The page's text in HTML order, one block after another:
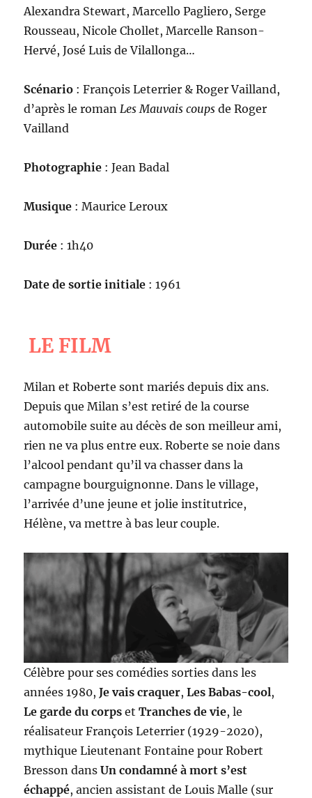
Alexandra Stewart, Marcello Pagliero, Serge
Rousseau, Nicole Chollet, Marcelle Ranson-
Hervé, José Luis de Vilallonga…
Scénario : François Leterrier & Roger Vailland,
d’après le romanLes Mauvais coups de Roger
Vailland
Photographie : Jean Badal
Musique : Maurice Leroux
Durée : 1h40
Date de sortie initiale : 1961
LE FILM
Milan et Roberte sont mariés depuis dix ans.
Depuis que Milan s’est retiré de la course
automobile suite au décès de son meilleur ami,
rien ne va plus entre eux. Roberte se noie dans
l’alcool pendant qu’il va chasser dans la
campagne bourguignonne. Dans le village,
l’arrivée d’une jeune et jolie institutrice,
Hélène, va mettre à bas leur couple.
Célèbre pour ses comédies sorties dans les
années 1980,Je vais craquer,Les Babas-cool,
Le garde du corps et Tranches de vie, le
réalisateur François Leterrier (1929-2020),
mythique Lieutenant Fontaine pour Robert
Bresson dans Un condamné à mort s’est
échappé, ancien assistant de Louis Malle (sur